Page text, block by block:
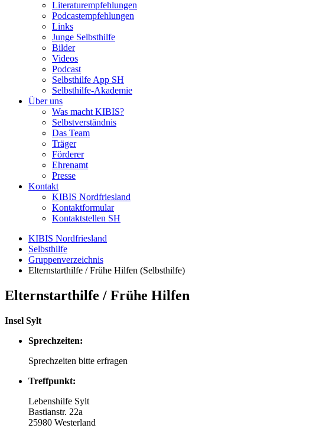
Literaturempfehlungen
Podcastempfehlungen
Links
Junge Selbsthilfe
Bilder
Videos
Podcast
Selbsthilfe App SH
Selbsthilfe-Akademie
Über uns
Was macht KIBIS?
Selbstverständnis
Das Team
Träger
Förderer
Ehrenamt
Presse
Kontakt
KIBIS Nordfriesland
Kontaktformular
Kontaktstellen SH
KIBIS Nordfriesland
Selbsthilfe
Gruppenverzeichnis
Elternstarthilfe / Frühe Hilfen (Selbsthilfe)
Elternstarthilfe / Frühe Hilfen
Insel Sylt
Sprechzeiten:
Sprechzeiten bitte erfragen
Treffpunkt:
Lebenshilfe Sylt
Bastianstr. 22a
25980 Westerland